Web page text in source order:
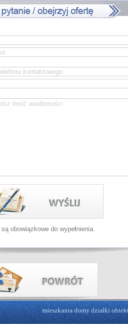
obowiązkowe do wypełnienia.
mieszkania domy działki